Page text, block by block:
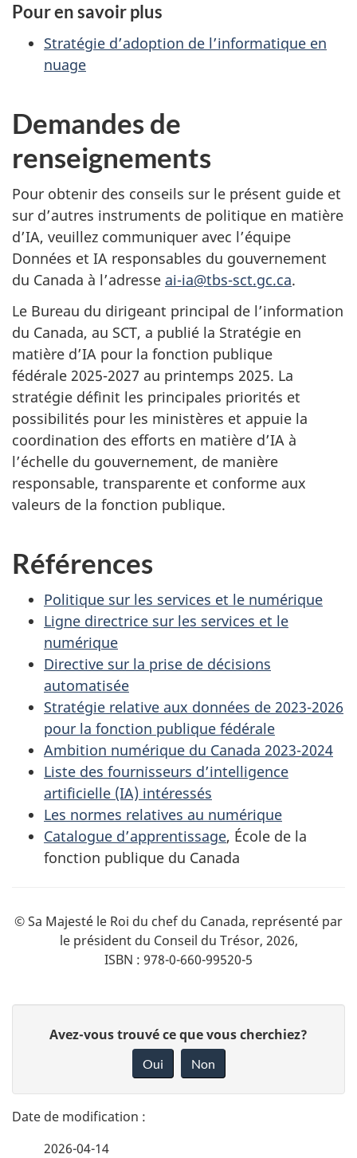
Pour en savoir plus
Stratégie d’adoption de l’informatique en
nuage
Demandes de
renseignements
Pour obtenir des conseils sur le présent guide et
sur d’autres instruments de politique en matière
d’IA, veuillez communiquer avec l’équipe
Données et IA responsables du gouvernement
du Canada à l’adresse ai-ia@tbs-sct.gc.ca.
Le Bureau du dirigeant principal de l’information
du Canada, au SCT, a publié la Stratégie en
matière d’IA pour la fonction publique
fédérale 2025-2027 au printemps 2025. La
stratégie définit les principales priorités et
possibilités pour les ministères et appuie la
coordination des efforts en matière d’IA à
l’échelle du gouvernement, de manière
responsable, transparente et conforme aux
valeurs de la fonction publique.
Références
Politique sur les services et le numérique
Ligne directrice sur les services et le
numérique
Directive sur la prise de décisions
automatisée
Stratégie relative aux données de 2023-2026
pour la fonction publique fédérale
Ambition numérique du Canada 2023-2024
Liste des fournisseurs d’intelligence
artificielle (IA) intéressés
Les normes relatives au numérique
Catalogue d’apprentissage, École de la
fonction publique du Canada
© Sa Majesté le Roi du chef du Canada, représenté par
le président du Conseil du Trésor, 2026,
ISBN : 978-0-660-99520-5
t
a
n
Avez-vous trouvé ce que vous cherchiez?
Oui Non
2026-04-14